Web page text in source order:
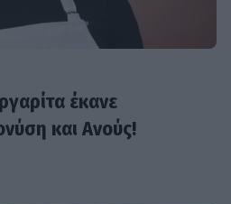
έκανε
και Ανούς!